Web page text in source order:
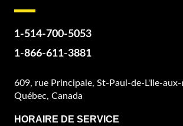
1-514-700-5053
1-866-611-3881
609, rue Principale, St-Paul-de-L'Ile-
Québec, Canada
HORAIRE DE SERVICE